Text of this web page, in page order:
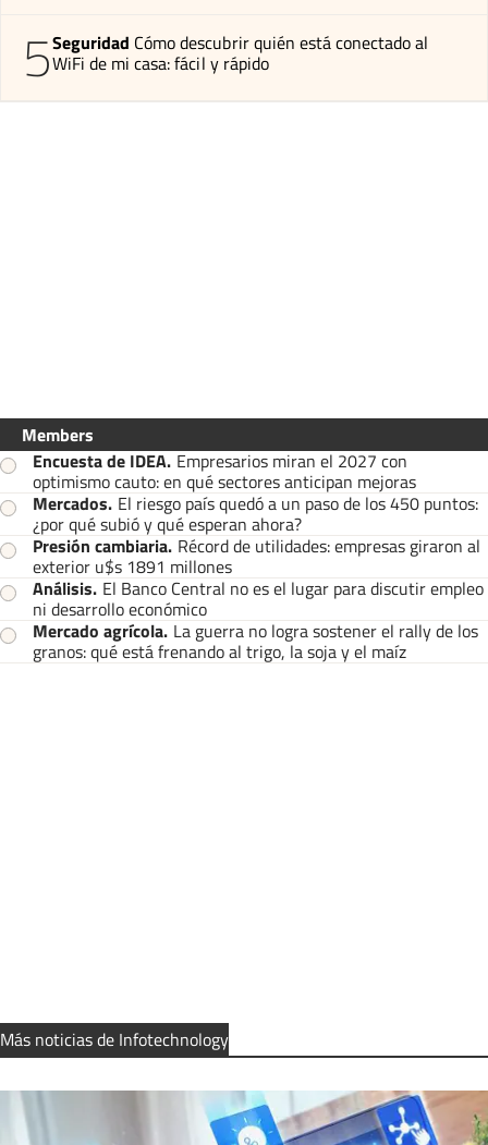
5Seguridad Cómo descubrir quién está conectado al
WiFi de mi casa: fácil y rápido
Members
Encuesta de IDEA. Empresarios miran el 2027 con
optimismo cauto: en qué sectores anticipan mejoras
Mercados. El riesgo país quedó a un paso de los 450 puntos:
¿por qué subió y qué esperan ahora?
Presión cambiaria. Récord de utilidades: empresas giraron al
exterior u$s 1891 millones
Análisis. El Banco Central no es el lugar para discutir empleo
ni desarrollo económico
Mercado agrícola. La guerra no logra sostener el rally de los
granos: qué está frenando al trigo, la soja y el maíz
Más noticias de Infotechnology